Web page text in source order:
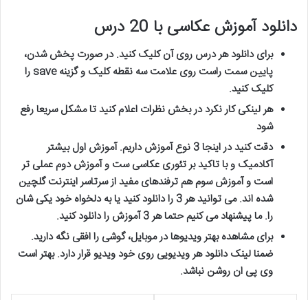
دانلود آموزش عکاسی با 20 درس
برای دانلود هر درس روی آن کلیک کنید. در صورت پخش شدن،
پایین سمت راست روی علامت سه نقطه کلیک و گزینهsave
را
کلیک کنید.
هر لینکی کار نکرد در بخش نظرات اعلام کنید تا مشکل سریعا رفع
شود
دقت کنید در اینجا 3 نوع آموزش داریم. آموزش اول بیشتر
آکادمیک و با تاکید بر تئوری عکاسی ست و آموزش دوم عملی تر
است و آموزش سوم هم ترفندهای مفید از سرتاسر اینترنت گلچین
شده اند. می توانید هر 3 را دانلود کنید یا به دلخواه خود یکی شان
را. ما پیشنهاد می کنیم حتما هر 3 آموزش را دانلود کنید
.
برای مشاهده بهتر ویدیوها در موبایل، گوشی را افقی نگه دارید.
ضمنا لینک دانلود هر ویدیویی روی خود ویدیو قرار دارد. بهتر است
وی پی ان روشن نباشد.